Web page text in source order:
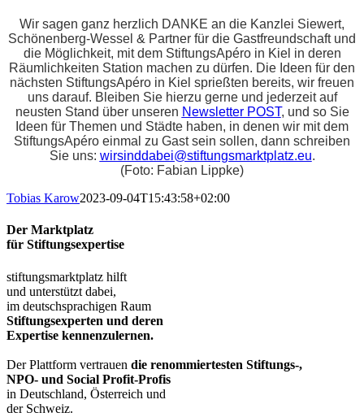
Wir sagen ganz herzlich DANKE an die Kanzlei Siewert,
Schönenberg-Wessel & Partner für die Gastfreundschaft und
die Möglichkeit, mit dem StiftungsApéro in Kiel in deren
Räumlichkeiten Station machen zu dürfen. Die Ideen für den
nächsten StiftungsApéro in Kiel sprießten bereits, wir freuen
uns darauf. Bleiben Sie hierzu gerne und jederzeit auf
neusten Stand über unseren Newsletter POST, und so Sie
Ideen für Themen und Städte haben, in denen wir mit dem
StiftungsApéro einmal zu Gast sein sollen, dann schreiben
Sie uns: wirsinddabei@stiftungsmarktplatz.eu.
(Foto: Fabian Lippke)
Tobias Karow2023-09-04T15:43:58+02:00
Der Marktplatz
für Stiftungsexpertise
stiftungsmarktplatz hilft
und unterstützt dabei,
im deutschsprachigen Raum
Stiftungsexperten und deren
Expertise kennenzulernen.
Der Plattform vertrauen die renommiertesten Stiftungs-,
NPO- und Social Profit-Profis
in Deutschland, Österreich und
der Schweiz.